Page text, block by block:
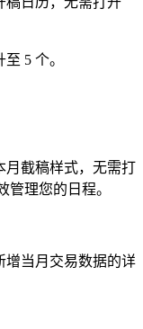
5 个。
截稿样式，无需打
管理您的日程。
当月交易数据的详